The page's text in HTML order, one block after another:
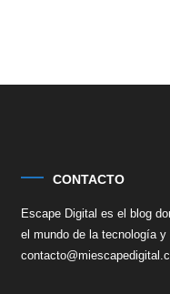
CONTACTO
Escape Digital es el blog
el mundo de la tecnología